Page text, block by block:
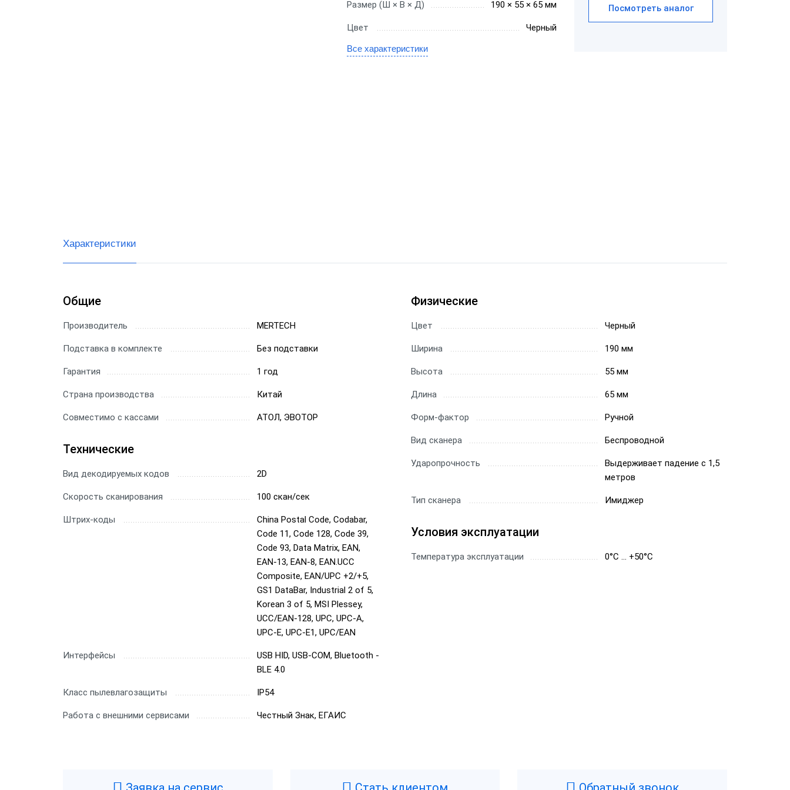
Сканеры для 1С
Сканеры ЕГАИС
Размер (Ш × В × Д) 190 × 55 × 65 мм
Цвет Черный
Все характеристики
Посмотреть аналог
Характеристики
Общие
Производитель MERTECH
Подставка в комплекте Без подставки
Гарантия 1 год
Страна производства Китай
Совместимо с кассами АТОЛ, ЭВОТОР
Технические
Вид декодируемых кодов 2D
Скорость сканирования 100 скан/сек
Штрих-коды
China Postal Code, Codabar,
Code 11, Code 128, Code 39,
Code 93, Data Matrix, EAN,
EAN-13, EAN-8, EAN.UCC
Composite, EAN/UPC +2/+5,
GS1 DataBar, Industrial 2 of 5,
Korean 3 of 5, MSI Plessey,
UCC/EAN-128, UPC, UPC-A,
UPC-E, UPC-E1, UPC/EAN
Интерфейсы
USB HID, USB-COM, Bluetooth -
BLE 4.0
Класс пылевлагозащиты IP54
Работа с внешними сервисами Честный Знак, ЕГАИС
Физические
Цвет Черный
Ширина 190 мм
Высота 55 мм
Длина 65 мм
Форм-фактор Ручной
Вид сканера Беспроводной
Ударопрочность
Выдерживает падение с 1,5
метров
Тип сканера Имиджер
Условия эксплуатации
Температура эксплуатации 0°C … +50°C